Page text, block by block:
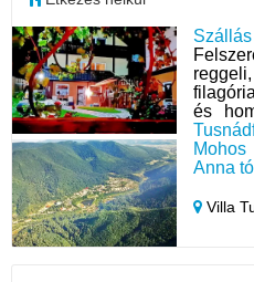
és
Anna tó
Villa